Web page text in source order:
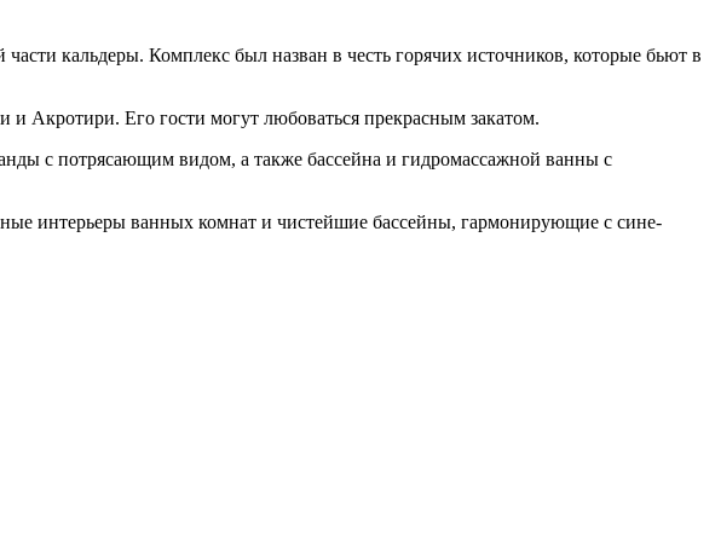
кальдеры. Комплекс был назван в честь горячих источников, которые бьют в
и Акротири. Его гости могут любоваться прекрасным закатом.
с потрясающим видом, а также бассейна и гидромассажной ванны с
интерьеры ванных комнат и чистейшие бассейны, гармонирующие с сине-